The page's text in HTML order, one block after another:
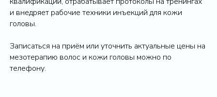
и внедряет рабочие техники инъекций для кожи
головы.
Записаться на приём или уточнить актуальные цены на
мезотерапию волос и кожи головы можно по
телефону.